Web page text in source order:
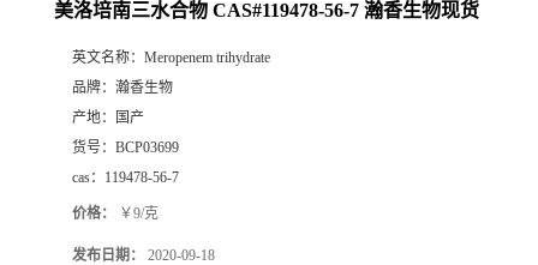
美洛培南三水合物 CAS#119478-56-7 瀚香生物现货
英文名称： Meropenem trihydrate
品牌： 瀚香生物
产地：
国产
货号： BCP03699
cas： 119478-56-7
价格： ￥9/克
发布日期： 2020-09-18